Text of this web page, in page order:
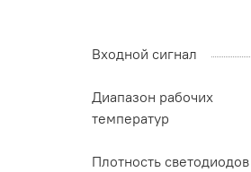
Входной сигнал
Диапазон рабочих
температур
Плотность светодиодов